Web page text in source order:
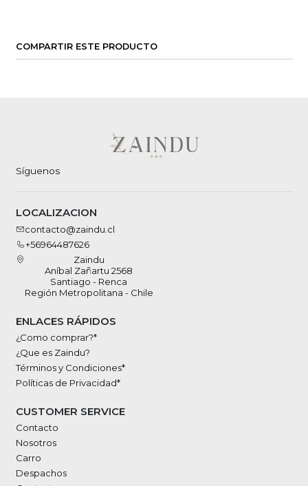
COMPARTIR ESTE PRODUCTO
Síguenos
LOCALIZACION
contacto@zaindu.cl
+56964487626
Zaindu
Aníbal Zañartu 2568
Santiago - Renca
Región Metropolitana - Chile
ENLACES RÁPIDOS
¿Como comprar?*
¿Que es Zaindu?
Términos y Condiciones*
Políticas de Privacidad*
CUSTOMER SERVICE
Contacto
Nosotros
Carro
Despachos